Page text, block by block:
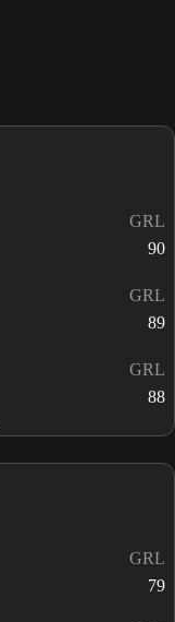
GRL
90
GRL
89
GRL
88
GRL
79